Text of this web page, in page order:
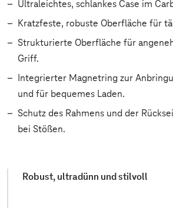
Ultraleichtes, schlankes Case im
Kratzfeste, robuste Oberfläche für
Strukturierte Oberfläche für
Griff.
Integrierter Magnetring zur
und für bequemes Laden.
Schutz des Rahmens und der
bei Stößen.
Robust, ultradünn und stilvoll